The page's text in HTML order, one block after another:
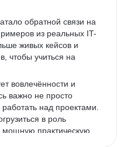
обратной связи на
из реальных IT-
живых кейсов и
чтобы учиться на
вовлечённости и
важно не просто
над проектами.
в роль
мощную практическую